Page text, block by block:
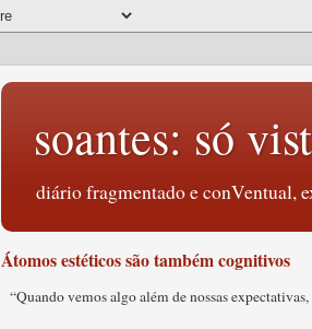
soantes: só
diário fragmentado e conVentual,
Átomos estéticos são também cognitivos
“Quando vemos algo além de nossas